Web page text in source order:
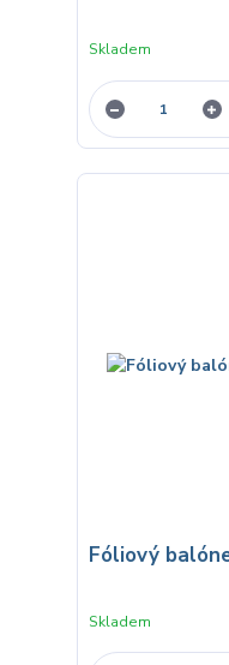
Skladem
Fóliový
Skladem